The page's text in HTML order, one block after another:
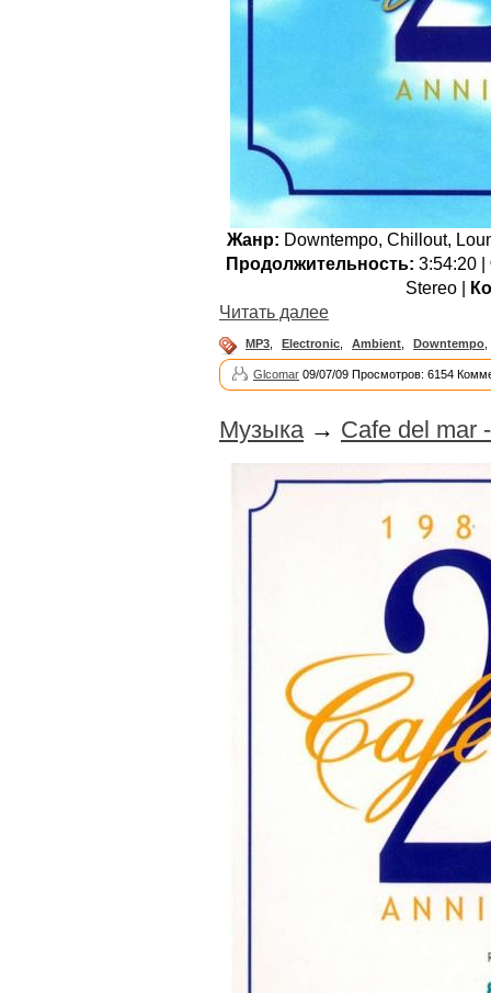
Жанр: Downtempo, Chillout,
Продолжительность: 3:54:20 |
Stereo |
Читать далее
MP3, Electronic, Ambient, Downtempo,
Glcomar 09/07/09 Просмотров: 6154
Музыка → Cafe del mar